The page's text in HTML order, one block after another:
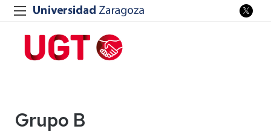
Grupo B